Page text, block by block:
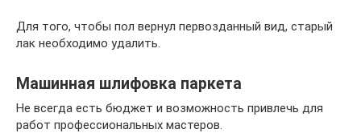
Для того, чтобы пол вернул первозданный вид, старый
лак необходимо удалить.
Машинная шлифовка паркета
Не всегда есть бюджет и возможность привлечь для
работ профессиональных мастеров.